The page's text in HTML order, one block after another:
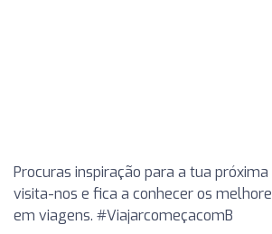
Procuras inspiração para a tua
visita-nos e fica a conhecer os
em viagens. #ViajarcomeçacomB